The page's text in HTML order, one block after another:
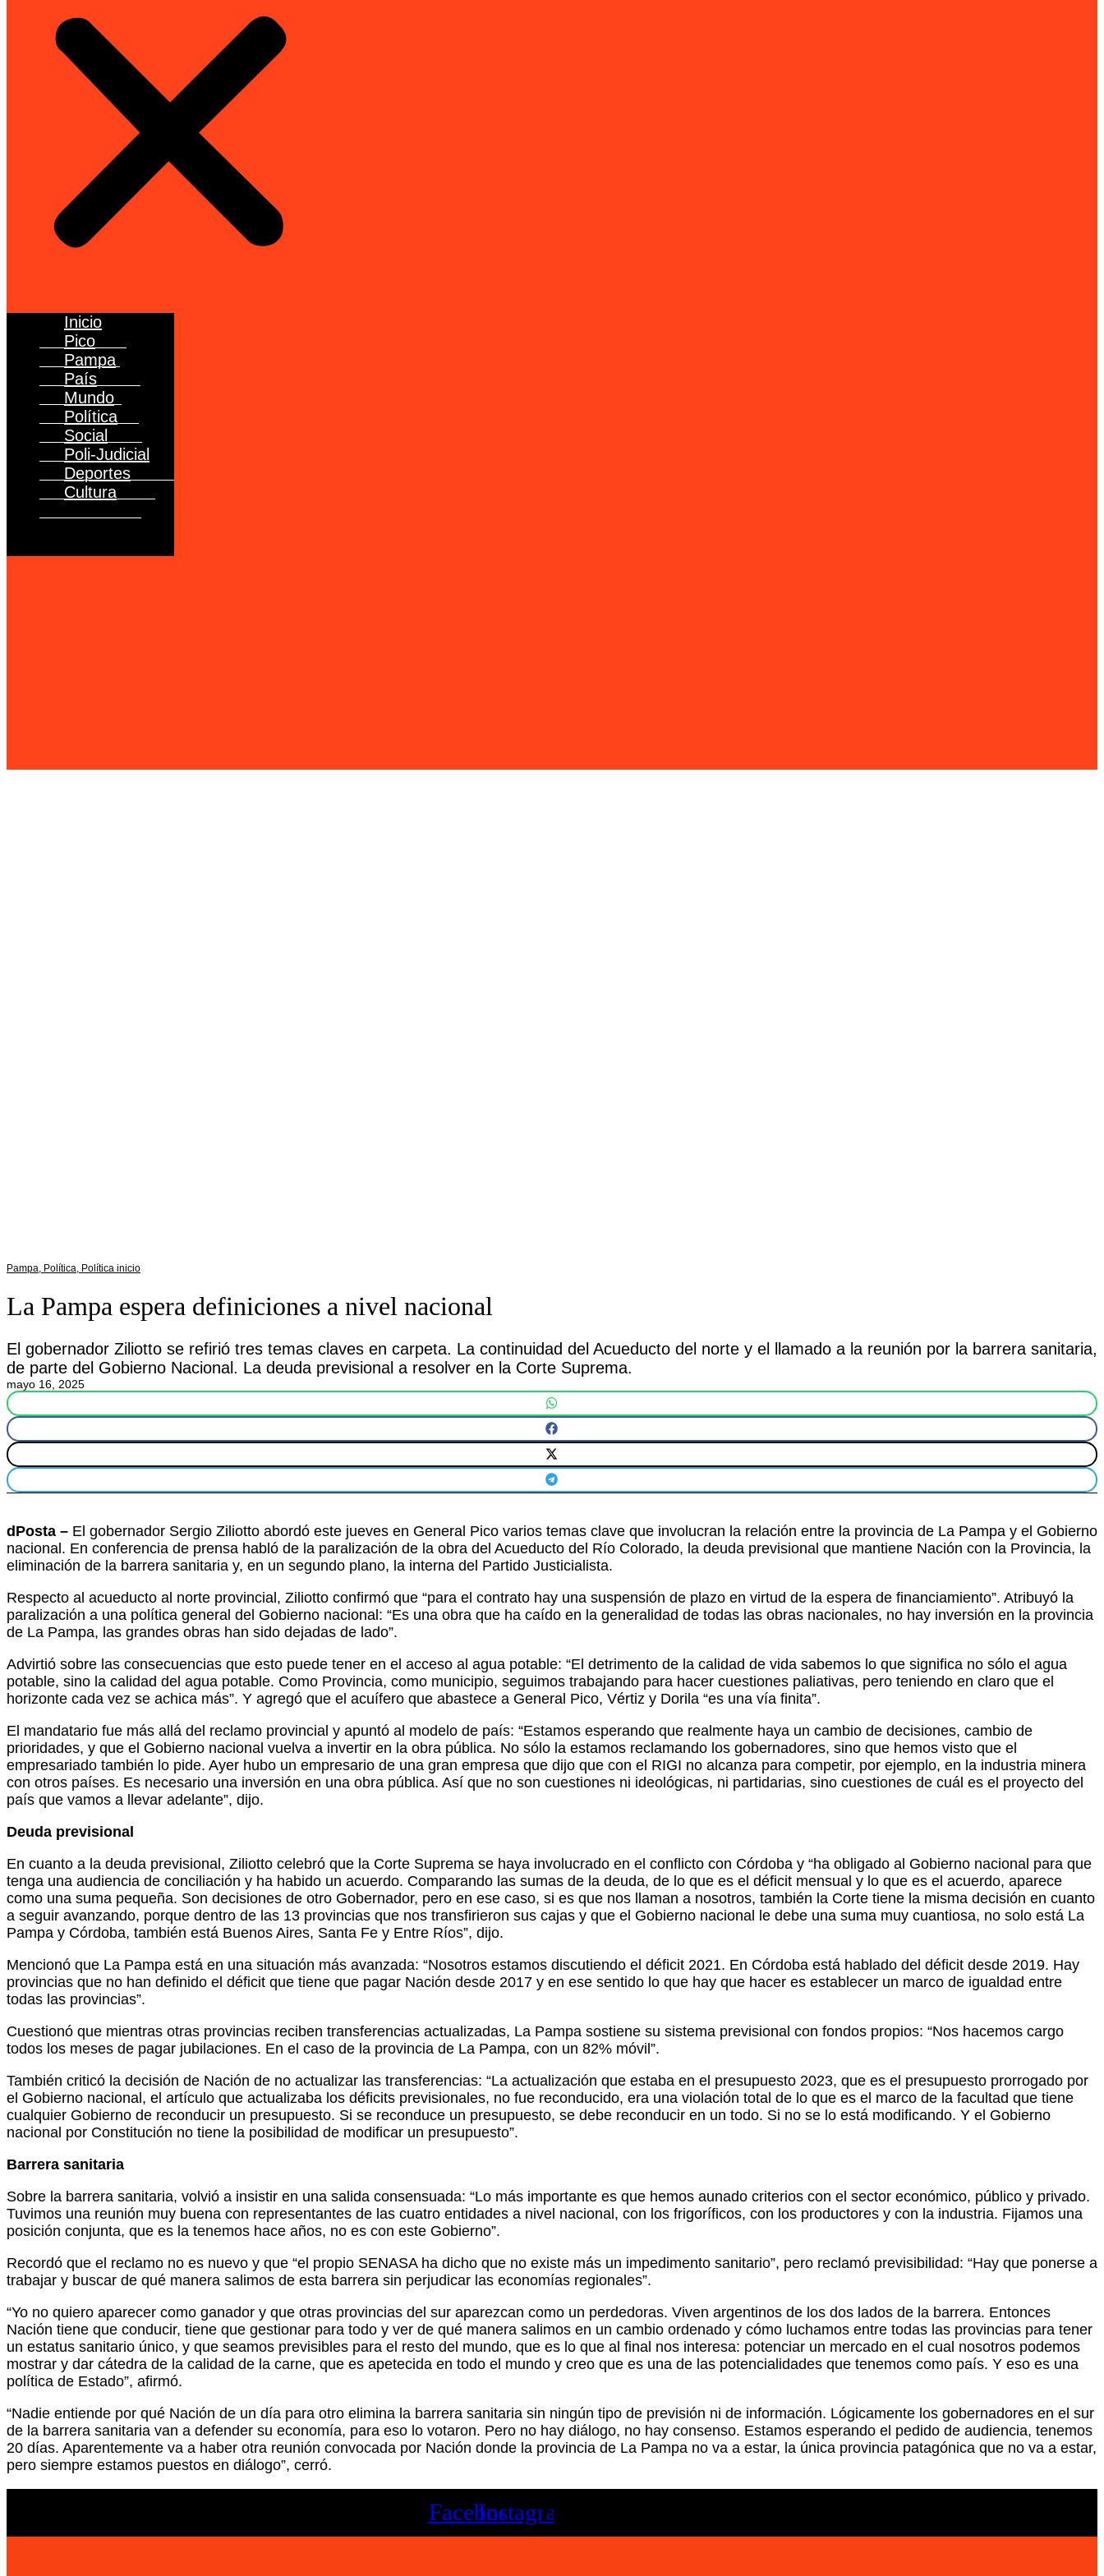
Inicio
Pico
Pampa
País
Mundo
Política
Social
Poli-Judicial
Deportes
Cultura
Pampa Política Política inicio
La Pampa espera definiciones a nivel nacional
El gobernador Ziliotto se refirió tres temas claves en carpeta. La continuidad del Acueducto del norte y el llamado a la reunión por la barrera sanitaria,
de parte del Gobierno Nacional. La deuda previsional a resolver en la Corte Suprema.
mayo 16, 2025
dPosta – El gobernador Sergio Ziliotto abordó este jueves en General Pico varios temas clave que involucran la relación entre la provincia de La Pampa y el Gobierno
nacional. En conferencia de prensa habló de la paralización de la obra del Acueducto del Río Colorado, la deuda previsional que mantiene Nación con la Provincia, la
eliminación de la barrera sanitaria y, en un segundo plano, la interna del Partido Justicialista.
Respecto al acueducto al norte provincial, Ziliotto confirmó que “para el contrato hay una suspensión de plazo en virtud de la espera de financiamiento”. Atribuyó la
paralización a una política general del Gobierno nacional: “Es una obra que ha caído en la generalidad de todas las obras nacionales, no hay inversión en la provincia
de La Pampa, las grandes obras han sido dejadas de lado”.
Advirtió sobre las consecuencias que esto puede tener en el acceso al agua potable: “El detrimento de la calidad de vida sabemos lo que significa no sólo el agua
potable, sino la calidad del agua potable. Como Provincia, como municipio, seguimos trabajando para hacer cuestiones paliativas, pero teniendo en claro que el
horizonte cada vez se achica más”. Y agregó que el acuífero que abastece a General Pico, Vértiz y Dorila “es una vía finita”.
El mandatario fue más allá del reclamo provincial y apuntó al modelo de país: “Estamos esperando que realmente haya un cambio de decisiones, cambio de
prioridades, y que el Gobierno nacional vuelva a invertir en la obra pública. No sólo la estamos reclamando los gobernadores, sino que hemos visto que el
empresariado también lo pide. Ayer hubo un empresario de una gran empresa que dijo que con el RIGI no alcanza para competir, por ejemplo, en la industria minera
con otros países. Es necesario una inversión en una obra pública. Así que no son cuestiones ni ideológicas, ni partidarias, sino cuestiones de cuál es el proyecto del
país que vamos a llevar adelante”, dijo.
Deuda previsional
En cuanto a la deuda previsional, Ziliotto celebró que la Corte Suprema se haya involucrado en el conflicto con Córdoba y “ha obligado al Gobierno nacional para que
tenga una audiencia de conciliación y ha habido un acuerdo. Comparando las sumas de la deuda, de lo que es el déficit mensual y lo que es el acuerdo, aparece
como una suma pequeña. Son decisiones de otro Gobernador, pero en ese caso, si es que nos llaman a nosotros, también la Corte tiene la misma decisión en cuanto
a seguir avanzando, porque dentro de las 13 provincias que nos transfirieron sus cajas y que el Gobierno nacional le debe una suma muy cuantiosa, no solo está La
Pampa y Córdoba, también está Buenos Aires, Santa Fe y Entre Ríos”, dijo.
Mencionó que La Pampa está en una situación más avanzada: “Nosotros estamos discutiendo el déficit 2021. En Córdoba está hablado del déficit desde 2019. Hay
provincias que no han definido el déficit que tiene que pagar Nación desde 2017 y en ese sentido lo que hay que hacer es establecer un marco de igualdad entre
todas las provincias”.
Cuestionó que mientras otras provincias reciben transferencias actualizadas, La Pampa sostiene su sistema previsional con fondos propios: “Nos hacemos cargo
todos los meses de pagar jubilaciones. En el caso de la provincia de La Pampa, con un 82% móvil”.
También criticó la decisión de Nación de no actualizar las transferencias: “La actualización que estaba en el presupuesto 2023, que es el presupuesto prorrogado por
el Gobierno nacional, el artículo que actualizaba los déficits previsionales, no fue reconducido, era una violación total de lo que es el marco de la facultad que tiene
cualquier Gobierno de reconducir un presupuesto. Si se reconduce un presupuesto, se debe reconducir en un todo. Si no se lo está modificando. Y el Gobierno
nacional por Constitución no tiene la posibilidad de modificar un presupuesto”.
Barrera sanitaria
Sobre la barrera sanitaria, volvió a insistir en una salida consensuada: “Lo más importante es que hemos aunado criterios con el sector económico, público y privado.
Tuvimos una reunión muy buena con representantes de las cuatro entidades a nivel nacional, con los frigoríficos, con los productores y con la industria. Fijamos una
posición conjunta, que es la tenemos hace años, no es con este Gobierno”.
Recordó que el reclamo no es nuevo y que “el propio SENASA ha dicho que no existe más un impedimento sanitario”, pero reclamó previsibilidad: “Hay que ponerse a
trabajar y buscar de qué manera salimos de esta barrera sin perjudicar las economías regionales”.
“Yo no quiero aparecer como ganador y que otras provincias del sur aparezcan como un perdedoras. Viven argentinos de los dos lados de la barrera. Entonces
Nación tiene que conducir, tiene que gestionar para todo y ver de qué manera salimos en un cambio ordenado y cómo luchamos entre todas las provincias para tener
un estatus sanitario único, y que seamos previsibles para el resto del mundo, que es lo que al final nos interesa: potenciar un mercado en el cual nosotros podemos
mostrar y dar cátedra de la calidad de la carne, que es apetecida en todo el mundo y creo que es una de las potencialidades que tenemos como país. Y eso es una
política de Estado”, afirmó.
“Nadie entiende por qué Nación de un día para otro elimina la barrera sanitaria sin ningún tipo de previsión ni de información. Lógicamente los gobernadores en el sur
de la barrera sanitaria van a defender su economía, para eso lo votaron. Pero no hay diálogo, no hay consenso. Estamos esperando el pedido de audiencia, tenemos
20 días. Aparentemente va a haber otra reunión convocada por Nación donde la provincia de La Pampa no va a estar, la única provincia patagónica que no va a estar,
pero siempre estamos puestos en diálogo”, cerró.
Facebook
InstagramYoutube